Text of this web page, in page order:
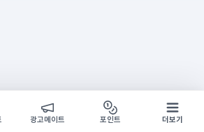
쇼핑몰 구경하기
방문시 1G
광고메이트 포인트 더보기